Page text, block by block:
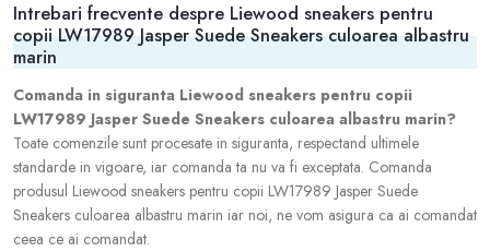
Intrebari frecvente despre Liewood sneakers pentru
copii LW17989 Jasper Suede Sneakers culoarea albastru
marin
Comanda in siguranta Liewood sneakers pentru copii
LW17989 Jasper Suede Sneakers culoarea albastru marin?
Toate comenzile sunt procesate in siguranta, respectand ultimele
standarde in vigoare, iar comanda ta nu va fi exceptata. Comanda
produsul Liewood sneakers pentru copii LW17989 Jasper Suede
Sneakers culoarea albastru marin iar noi, ne vom asigura ca ai comandat
ceea ce ai comandat.